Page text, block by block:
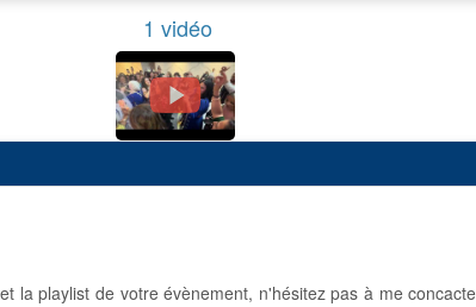
1 vidéo
la playlist de votre évènement, n'hésitez pas à me